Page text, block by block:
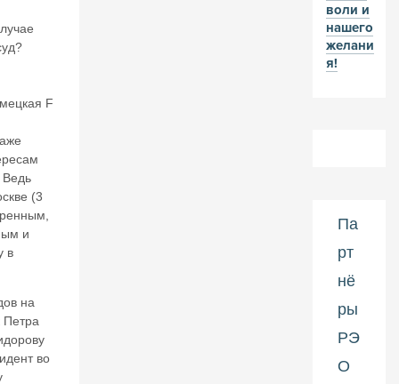
11
и
ач
а
л
а
П
о
й
м
и
F
(3
и
в
на
Петра
во
воли и
нашего
желани
я!
Па
рт
нё
ры
РЭ
О